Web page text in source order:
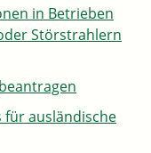
in Betrieben
Störstrahlern
für ausländische